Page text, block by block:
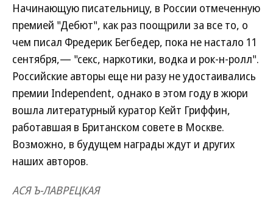
Начинающую писательницу, в России отмеченную
премией "Дебют", как раз поощрили за все то, о
чем писал Фредерик Бегбедер, пока не настало 11
сентября,— "секс, наркотики, водка и рок-н-ролл".
Российские авторы еще ни разу не удостаивались
премии Independent, однако в этом году в жюри
вошла литературный куратор Кейт Гриффин,
работавшая в Британском совете в Москве.
Возможно, в будущем награды ждут и других
наших авторов.
АСЯ Ъ-ЛАВРЕЦКАЯ